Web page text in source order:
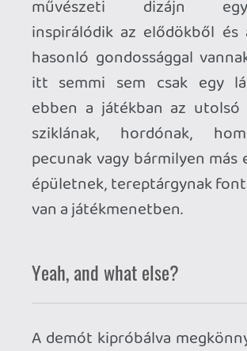
Sapper: A medvecsapda síppal
kombinálva csendes gyilkológéppé
változtatja a nagy durrantót.
Sniper
: A mesterlövészpuskája
lőszerével továbbra is csínján bánnak a
fejlesztők, de némi utánpótlásra mindig
lehet számítani.
Marine: Dobókésével és
szigonypuskájával a szárazföldön
kidolgozni.
Spy: Elmozdítani már nem képes az
elterelni és lekötni.